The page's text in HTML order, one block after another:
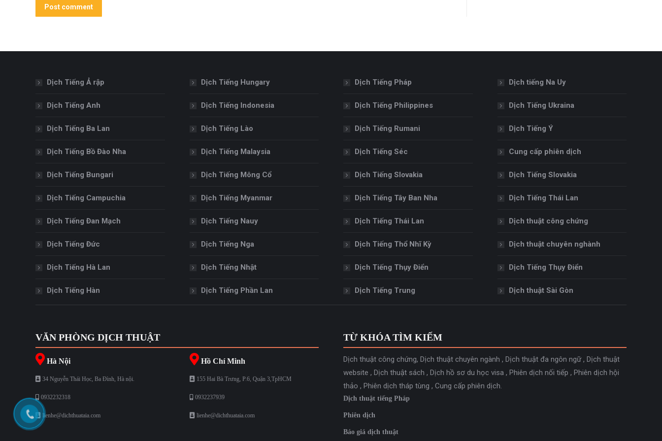
Post comment
Dịch Tiếng Ả rập
Dịch Tiếng Anh
Dịch Tiếng Ba Lan
Dịch Tiếng Bồ Đào Nha
Dịch Tiếng Bungari
Dịch Tiếng Campuchia
Dịch Tiếng Đan Mạch
Dịch Tiếng Đức
Dịch Tiếng Hà Lan
Dịch Tiếng Hàn
Dịch Tiếng Hungary
Dịch Tiếng Indonesia
Dịch Tiếng Lào
Dịch Tiếng Malaysia
Dịch Tiếng Mông Cổ
Dịch Tiếng Myanmar
Dịch Tiếng Nauy
Dịch Tiếng Nga
Dịch Tiếng Nhật
Dịch Tiếng Phần Lan
Dịch Tiếng Pháp
Dịch Tiếng Philippines
Dịch Tiếng Rumani
Dịch Tiếng Séc
Dịch Tiếng Slovakia
Dịch Tiếng Tây Ban Nha
Dịch Tiếng Thái Lan
Dịch Tiếng Thổ Nhĩ Kỳ
Dịch Tiếng Thụy Điển
Dịch Tiếng Trung
Dịch tiếng Na Uy
Dịch Tiếng Ukraina
Dịch Tiếng Ý
Cung cấp phiên dịch
Dịch Tiếng Slovakia
Dịch Tiếng Thái Lan
Dịch thuật công chứng
Dịch thuật chuyên nghành
Dịch Tiếng Thụy Điển
Dịch thuật Sài Gòn
VĂN PHÒNG DỊCH THUẬT
Hà Nội
34 Nguyễn Thái Học, Ba Đình, Hà nội.
0932232318
lienhe@dichthuataia.com
Hồ Chí Minh
155 Hai Bà Trưng, P.6, Quận 3,TpHCM
0932237939
lienhe@dichthuataia.com
TỪ KHÓA TÌM KIẾM
Dịch thuật công chứng, Dịch thuật chuyên ngành , Dịch thuật đa ngôn ngữ, Dịch thuật
website , Dịch thuật sách , Dịch hồ sơ du học visa , Phiên dịch nối tiếp , Phiên dịch hội
thảo , Phiên dịch tháp tùng , Cung cấp phiên dịch.
Dịch thuật tiếng Pháp
Phiên dịch
Báo giá dịch thuật